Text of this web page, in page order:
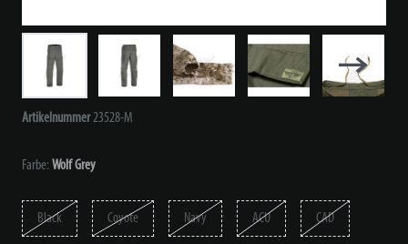
Artikelnummer23528-M
Farbe: Wolf Grey
Black Coyote Navy ACU CAD